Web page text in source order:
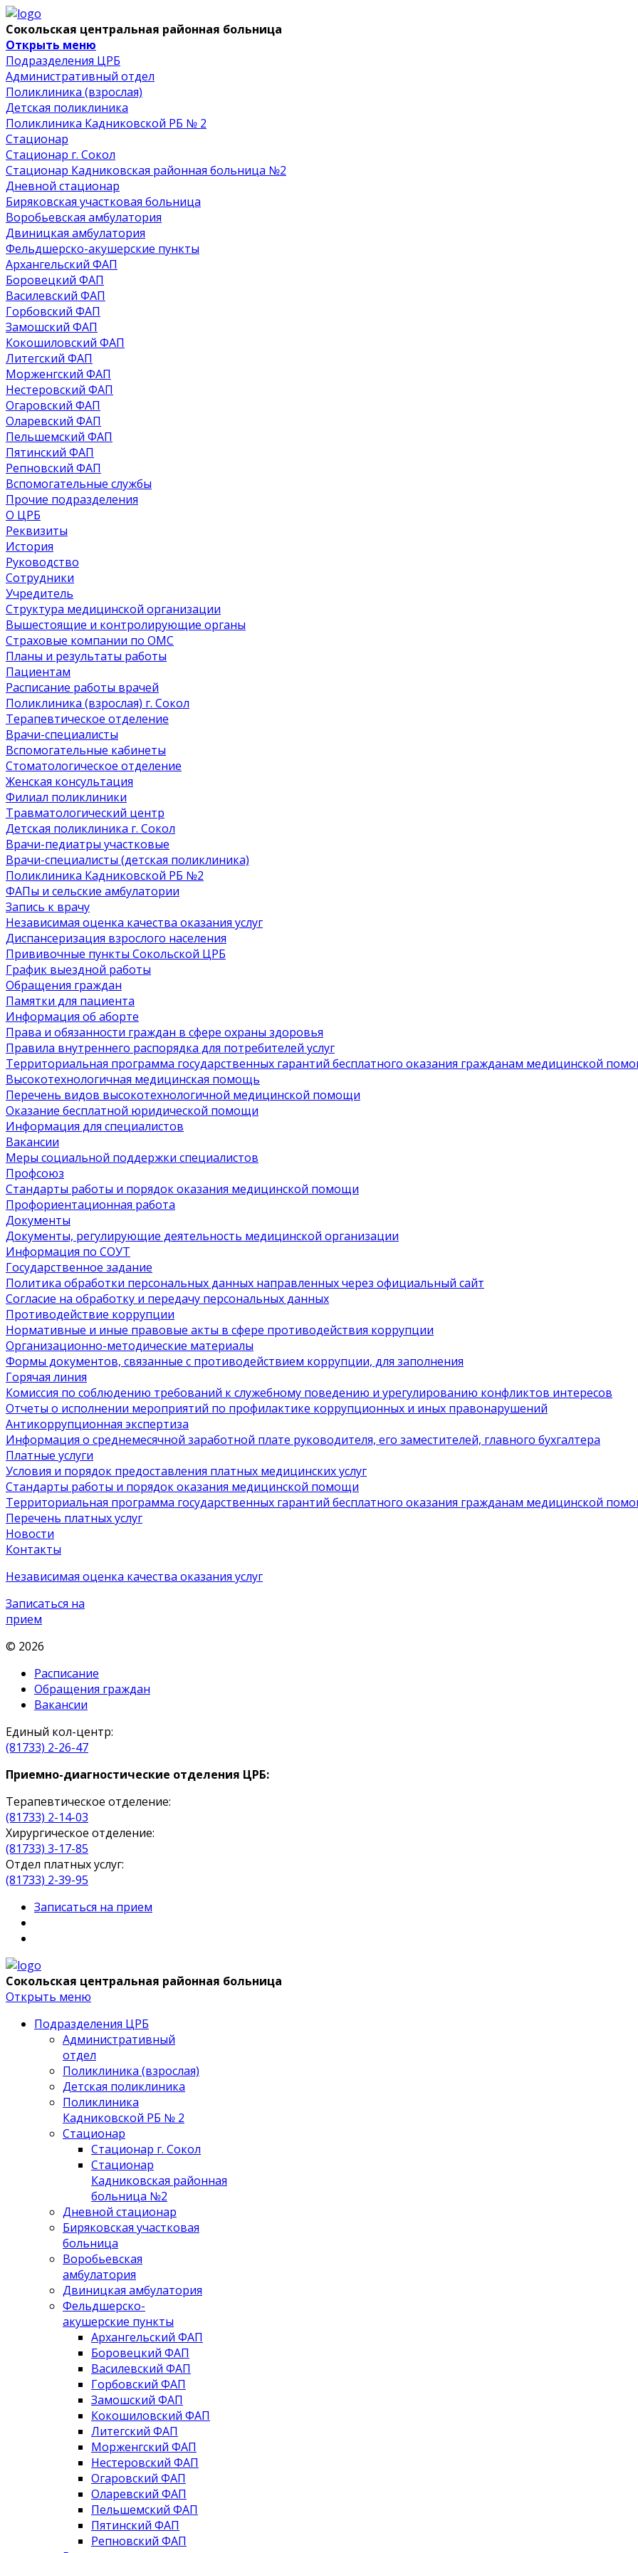
Сокольская центральная районная больница
Открыть меню
Подразделения ЦРБ
Административный отдел
Поликлиника (взрослая)
Детская поликлиника
Поликлиника Кадниковской РБ № 2
Стационар
Стационар г. Сокол
Стационар Кадниковская районная больница №2
Дневной стационар
Биряковская участковая больница
Воробьевская амбулатория
Двиницкая амбулатория
Фельдшерско-акушерские пункты
Архангельский ФАП
Боровецкий ФАП
Василевский ФАП
Горбовский ФАП
Замошский ФАП
Кокошиловский ФАП
Литегский ФАП
Морженгский ФАП
Нестеровский ФАП
Огаровский ФАП
Оларевский ФАП
Пельшемский ФАП
Пятинский ФАП
Репновский ФАП
Вспомогательные службы
Прочие подразделения
О ЦРБ
Реквизиты
История
Руководство
Сотрудники
Учредитель
Структура медицинской организации
Вышестоящие и контролирующие органы
Страховые компании по ОМС
Планы и результаты работы
Пациентам
Расписание работы врачей
Поликлиника (взрослая) г. Сокол
Терапевтическое отделение
Врачи-специалисты
Вспомогательные кабинеты
Стоматологическое отделение
Женская консультация
Филиал поликлиники
Травматологический центр
Детская поликлиника г. Сокол
Врачи-педиатры участковые
Врачи-специалисты (детская поликлиника)
Поликлиника Кадниковской РБ №2
ФАПы и сельские амбулатории
Запись к врачу
Независимая оценка качества оказания услуг
Диспансеризация взрослого населения
Прививочные пункты Сокольской ЦРБ
График выездной работы
Обращения граждан
Памятки для пациента
Информация об аборте
Права и обязанности граждан в сфере охраны здоровья
Правила внутреннего распорядка для потребителей услуг
Территориальная программа государственных гарантий бесплатного оказания гражданам медицинской
Высокотехнологичная медицинская помощь
Перечень видов высокотехнологичной медицинской помощи
Оказание бесплатной юридической помощи
Информация для специалистов
Вакансии
Меры социальной поддержки специалистов
Профсоюз
Стандарты работы и порядок оказания медицинской помощи
Профориентационная работа
Документы
Документы, регулирующие деятельность медицинской организации
Информация по СОУТ
Государственное задание
Политика обработки персональных данных направленных через официальный сайт
Согласие на обработку и передачу персональных данных
Противодействие коррупции
Нормативные и иные правовые акты в сфере противодействия коррупции
Организационно-методические материалы
Формы документов, связанные с противодействием коррупции, для заполнения
Горячая линия
Комиссия по соблюдению требований к служебному поведению и урегулированию конфликтов интересов
Отчеты о исполнении мероприятий по профилактике коррупционных и иных правонарушений
Антикоррупционная экспертиза
Информация о среднемесячной заработной плате руководителя, его заместителей, главного бухгалтера
Платные услуги
Условия и порядок предоставления платных медицинских услуг
Стандарты работы и порядок оказания медицинской помощи
Территориальная программа государственных гарантий бесплатного оказания гражданам медицинской
Перечень платных услуг
Новости
Контакты
Независимая оценка качества оказания услуг
Записаться на
прием
© 2026
Расписание
Обращения граждан
Вакансии
Единый кол-центр:
(81733) 2-26-47
Приемно-диагностические отделения ЦРБ:
Терапевтическое отделение:
(81733) 2-14-03
Хирургическое отделение:
(81733) 3-17-85
Отдел платных услуг:
(81733) 2-39-95
Записаться на прием
Сокольская центральная районная больница
Открыть меню
Подразделения ЦРБ
Административный
отдел
Поликлиника (взрослая)
Детская поликлиника
Поликлиника
Кадниковской РБ № 2
Стационар
Стационар г. Сокол
Стационар
Кадниковская районная
больница №2
Дневной стационар
Биряковская участковая
больница
Воробьевская
амбулатория
Двиницкая амбулатория
Фельдшерско-
акушерские пункты
Архангельский ФАП
Боровецкий ФАП
Василевский ФАП
Горбовский ФАП
Замошский ФАП
Кокошиловский ФАП
Литегский ФАП
Морженгский ФАП
Нестеровский ФАП
Огаровский ФАП
Оларевский ФАП
Пельшемский ФАП
Пятинский ФАП
Репновский ФАП